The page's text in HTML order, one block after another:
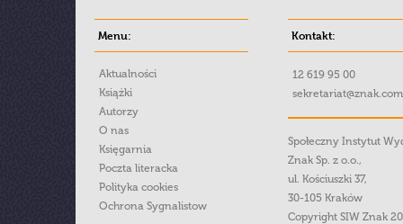
Menu:
Aktualności
Książki
Autorzy
O nas
Księgarnia
Poczta literacka
Polityka cookies
Ochrona Sygnalistow
Kontakt:
12 619 95 00
Społeczny Instytut
Znak Sp. z o.o.,
ul. Kościuszki 37,
30-105 Kraków
Copyright SIW Znak